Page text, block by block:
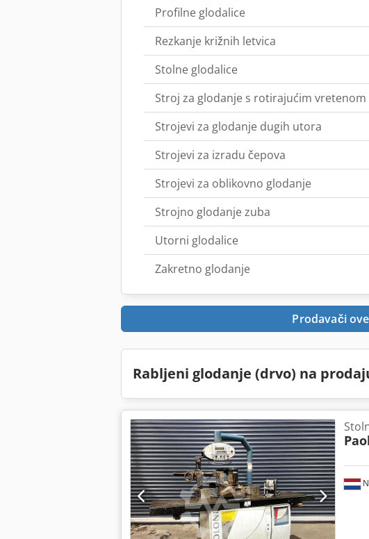
Profilne glodalice
Rezkanje križnih letvica
Stolne glodalice
Stroj za glodanje s rotirajućim vretenom
Strojevi za glodanje dugih utora
Strojevi za izradu čepova
Strojevi za oblikovno glodanje
Strojno glodanje zuba
Utorni glodalice
Zakretno glodanje
Prodavači
Rabljeni glodanje (drvo) na